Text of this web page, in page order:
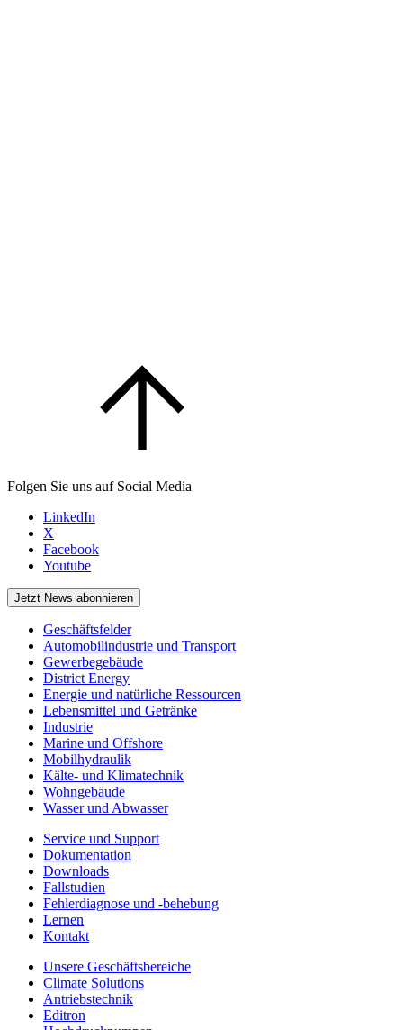
Folgen Sie uns auf Social Media
LinkedIn
X
Facebook
Youtube
Jetzt News abonnieren
Geschäftsfelder
Automobilindustrie und Transport
Gewerbegebäude
District Energy
Energie und natürliche Ressourcen
Lebensmittel und Getränke
Industrie
Marine und Offshore
Mobilhydraulik
Kälte- und Klimatechnik
Wohngebäude
Wasser und Abwasser
Service und Support
Dokumentation
Downloads
Fallstudien
Fehlerdiagnose und -behebung
Lernen
Kontakt
Unsere Geschäftsbereiche
Climate Solutions
Antriebstechnik
Editron